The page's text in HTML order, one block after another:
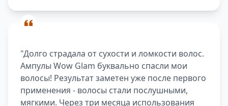
"Долго страдала от сухости и ломкости волос.
Ампулы Wow Glam буквально спасли мои
волосы! Результат заметен уже после первого
применения - волосы стали послушными,
мягкими. Через три месяца использования